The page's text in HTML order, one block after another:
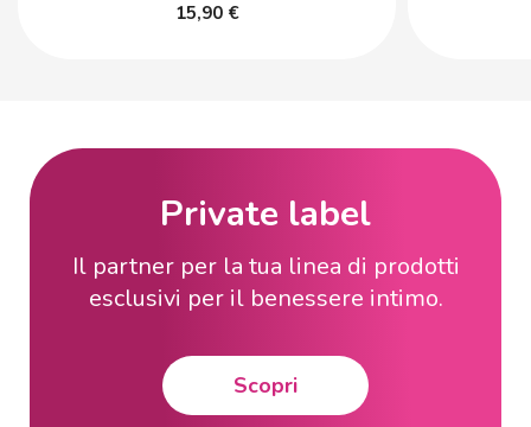
15,90 €
Private label
Il partner per la tua linea di prodotti
esclusivi per il benessere intimo.
Scopri